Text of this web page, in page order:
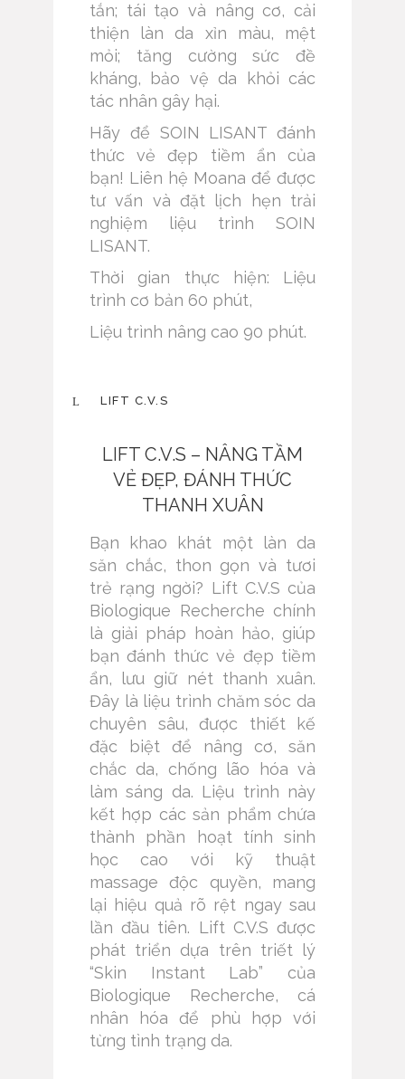
tắn; tái tạo và nâng cơ, cải
thiện làn da xỉn màu, mệt
mỏi; tăng cường sức đề
kháng, bảo vệ da khỏi các
tác nhân gây hại.
Hãy để SOIN LISANT đánh
thức vẻ đẹp tiềm ẩn của
bạn! Liên hệ Moana để được
tư vấn và đặt lịch hẹn trải
nghiệm liệu trình SOIN
LISANT.
Thời gian thực hiện: Liệu
trình cơ bản 60 phút,
Liệu trình nâng cao 90 phút.
LIFT C.V.S
LIFT C.V.S – NÂNG TẦM
VẺ ĐẸP, ĐÁNH THỨC
THANH XUÂN
Bạn khao khát một làn da
săn chắc, thon gọn và tươi
trẻ rạng ngời? Lift C.V.S của
Biologique Recherche chính
là giải pháp hoàn hảo, giúp
bạn đánh thức vẻ đẹp tiềm
ẩn, lưu giữ nét thanh xuân.
Đây là liệu trình chăm sóc da
chuyên sâu, được thiết kế
đặc biệt để nâng cơ, săn
chắc da, chống lão hóa và
làm sáng da. Liệu trình này
kết hợp các sản phẩm chứa
thành phần hoạt tính sinh
học cao với kỹ thuật
massage độc quyền, mang
lại hiệu quả rõ rệt ngay sau
lần đầu tiên. Lift C.V.S được
phát triển dựa trên triết lý
“Skin Instant Lab” của
Biologique Recherche, cá
nhân hóa để phù hợp với
từng tình trạng da.